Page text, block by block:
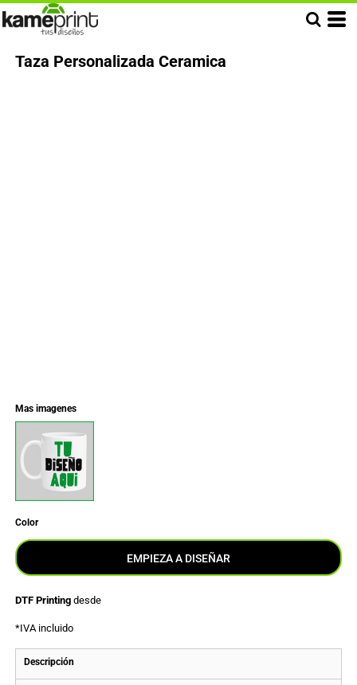
Taza Personalizada Ceramica
Mas imagenes
Color
EMPIEZA A DISEÑAR
DTF Printingdesde
*IVA incluido
Descripción